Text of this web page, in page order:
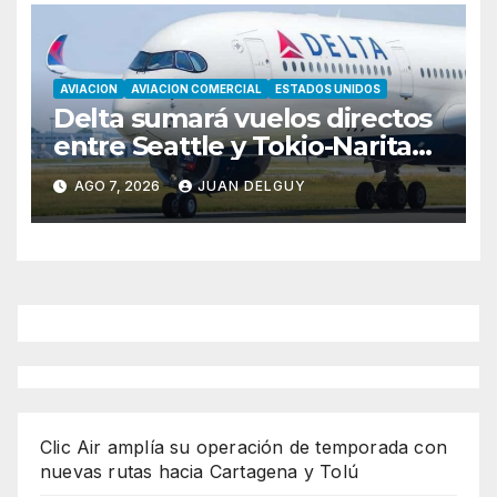
AVIACION AVIACION COMERCIAL ESTADOS UNIDOS
Delta sumará vuelos directos
entre Seattle y Tokio-Narita
desde marzo de 2027
AGO 7, 2026 JUAN DELGUY
Clic Air amplía su operación de temporada con
nuevas rutas hacia Cartagena y Tolú